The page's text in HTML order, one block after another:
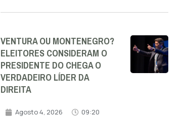
VENTURA OU MONTENEGRO?
ELEITORES CONSIDERAM O
PRESIDENTE DO CHEGA O
VERDADEIRO LÍDER DA
DIREITA
Agosto 4, 2026 09:20